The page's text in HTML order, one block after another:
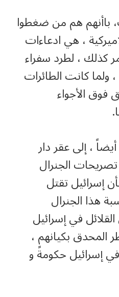
باأنهم هم من ضغطوا
، هي ادعاءات
كذلك ، لطرد سفراء
ولما كانت الطائرات
فوق الأجواء
، إلى عقر دار
الجنرال
إسرائيل تقتل
هذا الجنرال
في إسرائيل
المحدق بكيانهم ،
إسرائيل حكومةً و